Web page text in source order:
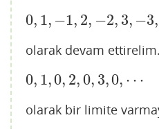
0, 1, −1, 2, −2, 3, −3,
0,1,− 1,2 ,−2,3 ,−3,⋯
olarak devam
0, 1,0, 2,0, 3,0, ⋯
0,1,0,2 ,0,3,0,⋯
olarak bir limite